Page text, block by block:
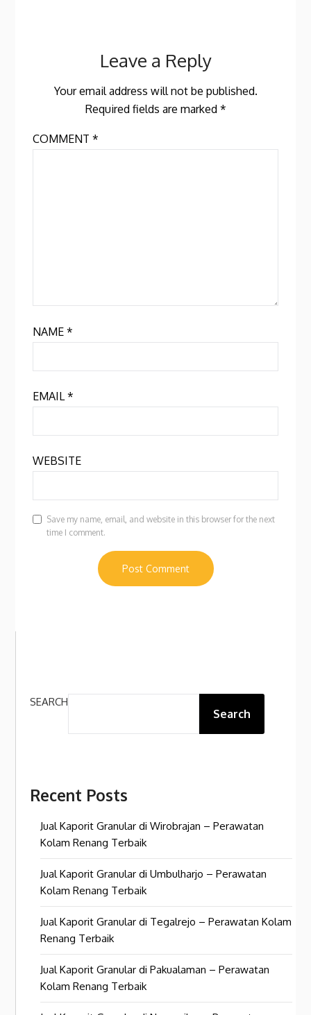
Leave a Reply
Your email address will not be published.
Required fields are marked *
COMMENT*
NAME*
EMAIL*
WEBSITE
Save my name, email, and website in this browser for the next
time I comment.
SEARCH
Search
Recent Posts
Jual Kaporit Granular di Wirobrajan – Perawatan
Kolam Renang Terbaik
Jual Kaporit Granular di Umbulharjo – Perawatan
Kolam Renang Terbaik
Jual Kaporit Granular di Tegalrejo – Perawatan Kolam
Renang Terbaik
Jual Kaporit Granular di Pakualaman – Perawatan
Kolam Renang Terbaik